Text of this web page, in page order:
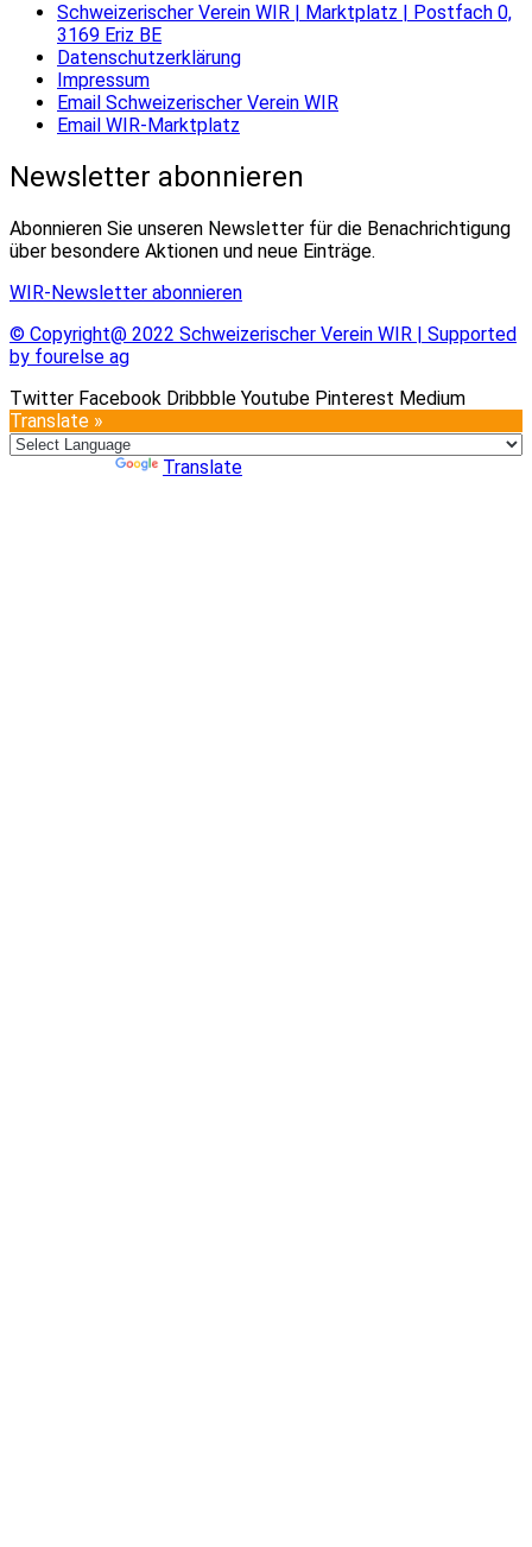
Schweizerischer Verein WIR | Marktplatz | Postfach 0,
3169 Eriz BE
Datenschutzerklärung
Impressum
Email Schweizerischer Verein WIR
Email WIR-Marktplatz
Newsletter abonnieren
Abonnieren Sie unseren Newsletter für die Benachrichtigung
über besondere Aktionen und neue Einträge.
WIR-Newsletter abonnieren
© Copyright@ 2022 Schweizerischer Verein WIR | Supported
by fourelse ag
Twitter Facebook Dribbble Youtube Pinterest Medium
Translate »
Translate